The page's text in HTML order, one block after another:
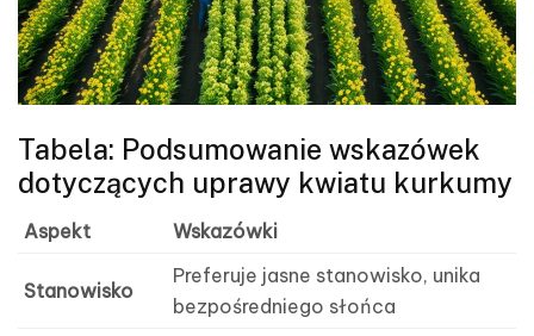
Tabela: Podsumowanie wskazówek
dotyczących uprawy kwiatu kurkumy
Aspekt Wskazówki
Stanowisko
Preferuje jasne stanowisko, unika
bezpośredniego słońca